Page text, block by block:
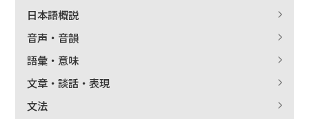
日本語概説
音声・音韻
語彙・意味
文章・談話・表現
文法